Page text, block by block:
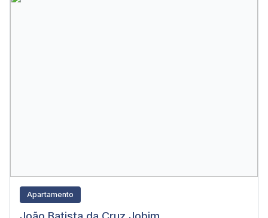
Apartamento